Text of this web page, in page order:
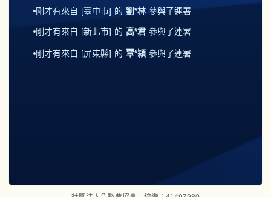
剛才有來自 [臺中市] 的 劉*林 參與了連署
剛才有來自 [新北市] 的 高*君 參與了連署
剛才有來自 [屏東縣] 的 覃*潁 參與了連署